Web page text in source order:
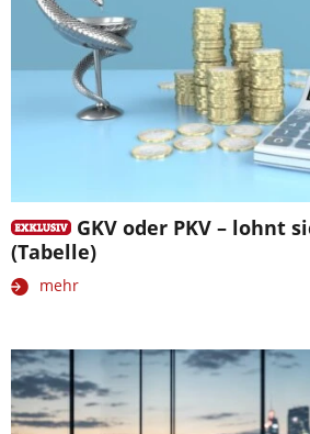
GKV oder PKV – lohnt
(Tabelle)
mehr